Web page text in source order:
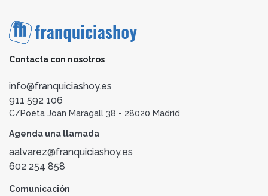
Contacta con nosotros
info@franquiciashoy.es
911 592 106
C/Poeta Joan Maragall 38 - 28020 Madrid
Agenda una llamada
aalvarez@franquiciashoy.es
602 254 858
Comunicación